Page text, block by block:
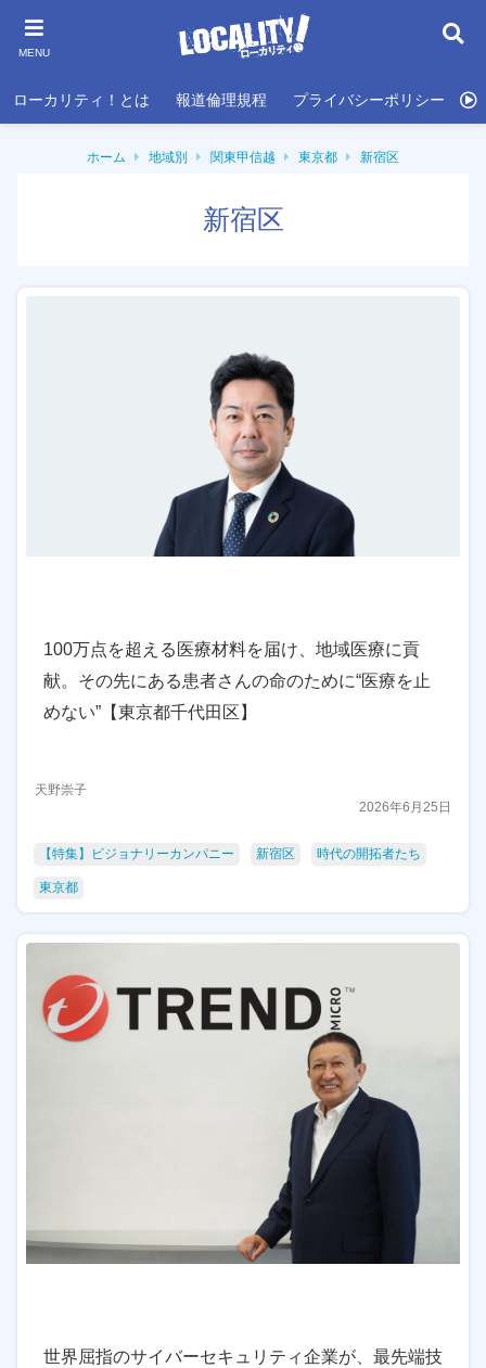
MENU
ローカリティ！とは 報道倫理規程 プライバシーポリシー
ホーム 地域別 関東甲信越 東京都 新宿区
新宿区
100万点を超える医療材料を届け、地域医療に貢
献。その先にある患者さんの命のために“医療を止
めない”【東京都千代田区】
天野崇子
2026年6月25日
【特集】ビジョナリーカンパニー 新宿区 時代の開拓者たち
東京都
世界屈指のサイバーセキュリティ企業が、最先端技